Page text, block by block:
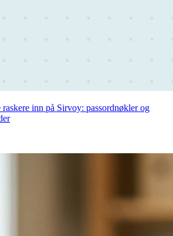
raskere inn på Sirvoy: passordnøkler og